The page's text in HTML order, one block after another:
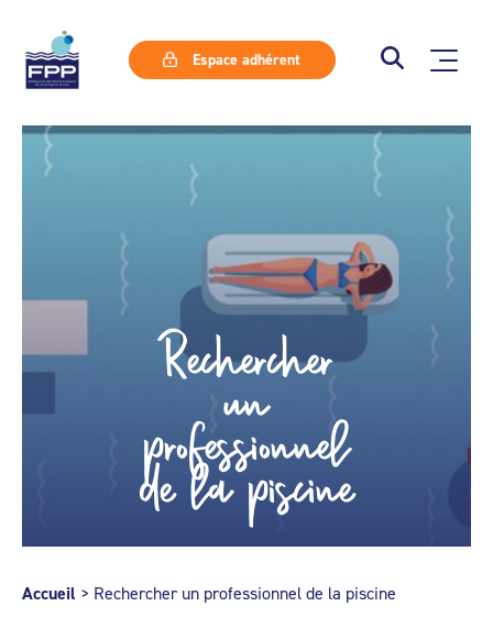
Espace adhérent
Rechercher
un
professionnel
de la piscine
Accueil > Rechercher un professionnel de la piscine